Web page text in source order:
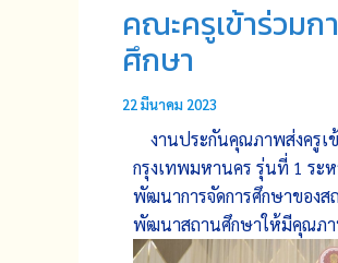
คณะครูเข้าร่วมก
ศึกษา
22 มีนาคม 2023
งานประกันคุณภาพส่งครูเข้
กรุงเทพมหานคร รุ่นที่ 1 ระ
พัฒนาการจัดการศึกษาของส
พัฒนาสถานศึกษาให้มีคุณภา